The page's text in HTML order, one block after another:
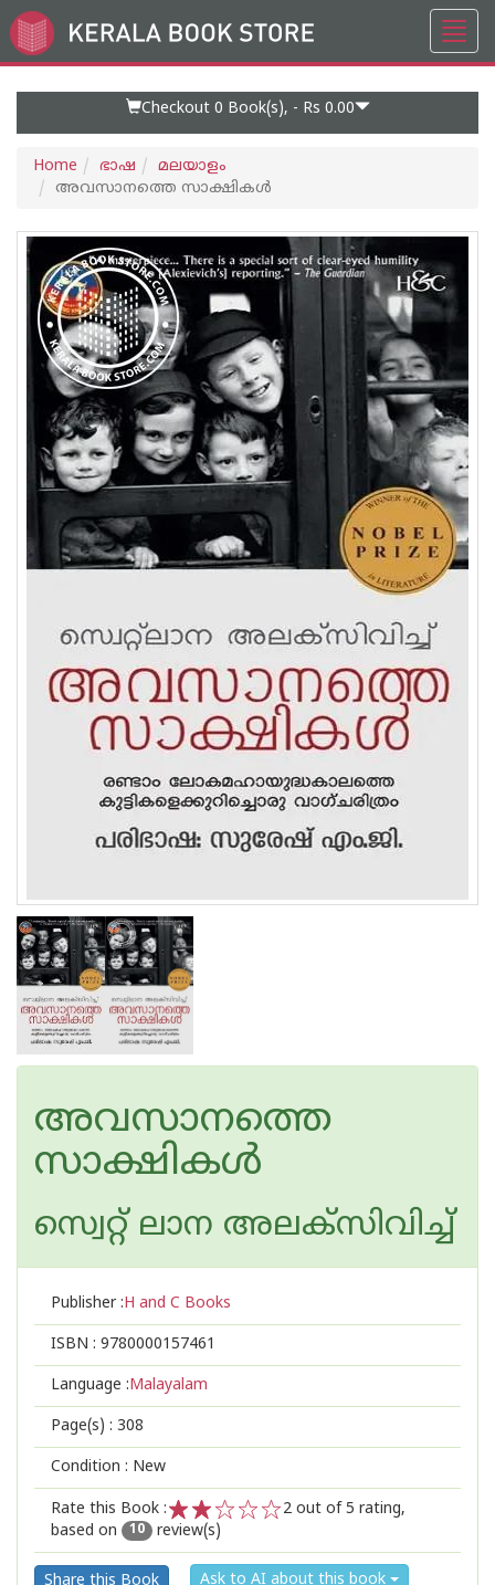
Go
to
Checkout 0 Book(s), - Rs 0.00
Home ഭാഷ
മലയാളം
അവസാനത്തെ സാക്ഷികൾ
അവസാനത്തെ
സാക്ഷികൾ
സ്വെറ്റ് ലാന അലക്സിവിച്ച്
Publisher :H and C Books
ISBN : 9780000157461
Language :Malayalam
Page(s) : 308
Condition : New
Rate this Book :
3
2
1
2 out of 5 rating,
based on
10 review(s)
Share this Book Ask to AI about this book